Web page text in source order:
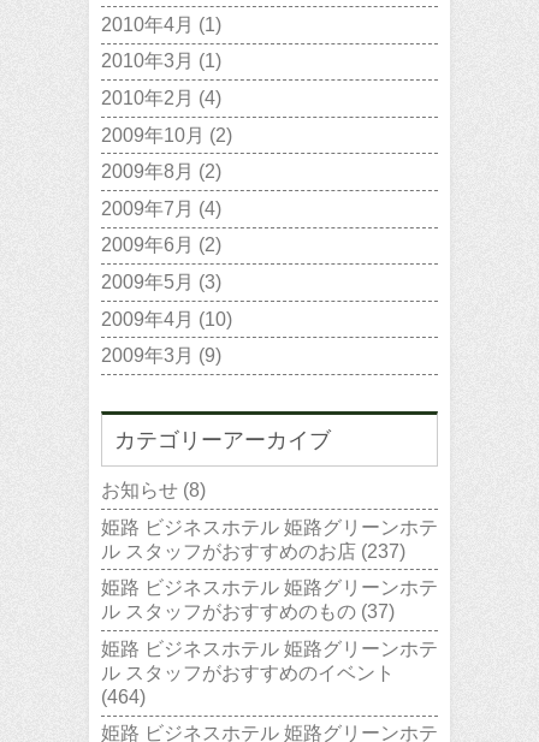
2010年4月 (1)
2010年3月 (1)
2010年2月 (4)
2009年10月 (2)
2009年8月 (2)
2009年7月 (4)
2009年6月 (2)
2009年5月 (3)
2009年4月 (10)
2009年3月 (9)
カテゴリーアーカイブ
お知らせ (8)
姫路 ビジネスホテル 姫路グリーンホテ
ル スタッフがおすすめのお店 (237)
姫路 ビジネスホテル 姫路グリーンホテ
ル スタッフがおすすめのもの (37)
姫路 ビジネスホテル 姫路グリーンホテ
ル スタッフがおすすめのイベント
(464)
姫路 ビジネスホテル 姫路グリーンホテ